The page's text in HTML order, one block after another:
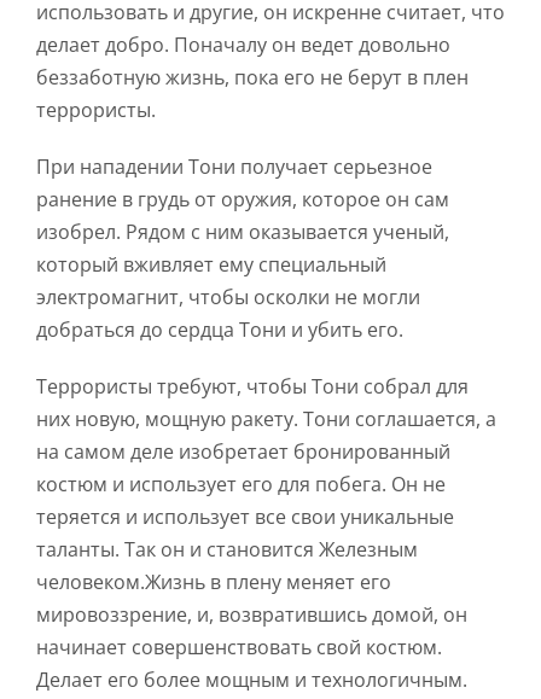
использовать и другие, он искренне считает, что
делает добро. Поначалу он ведет довольно
беззаботную жизнь, пока его не берут в плен
террористы.
При нападении Тони получает серьезное
ранение в грудь от оружия, которое он сам
изобрел. Рядом с ним оказывается ученый,
который вживляет ему специальный
электромагнит, чтобы осколки не могли
добраться до сердца Тони и убить его.
Террористы требуют, чтобы Тони собрал для
них новую, мощную ракету. Тони соглашается, а
на самом деле изобретает бронированный
костюм и использует его для побега. Он не
теряется и использует все свои уникальные
таланты. Так он и становится Железным
человеком.Жизнь в плену меняет его
мировоззрение, и, возвратившись домой, он
начинает совершенствовать свой костюм.
Делает его более мощным и технологичным.